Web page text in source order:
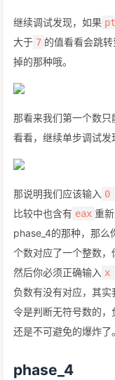
继续调试发现，如果
大于 7 的值看看会跳
掉的那种哦。
那看来我们第一个数只
看看，继续单步调试发
那说明我们应该输入 0
比较中也含有 eax 重
phase_4的那种，那么
个数对应了一个整数
然后你必须正确输入 x
负数有没有对应，其
令是判断无符号数的
还是不可避免的爆炸了。
phase_4